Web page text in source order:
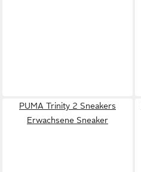
PUMA Trinity 2 Sneakers
Erwachsene Sneaker